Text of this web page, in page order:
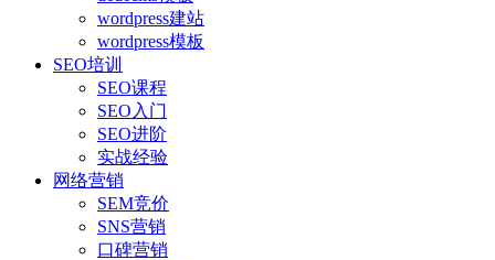
wordpress建站
wordpress模板
SEO培训
SEO课程
SEO入门
SEO进阶
实战经验
网络营销
SEM竞价
SNS营销
口碑营销